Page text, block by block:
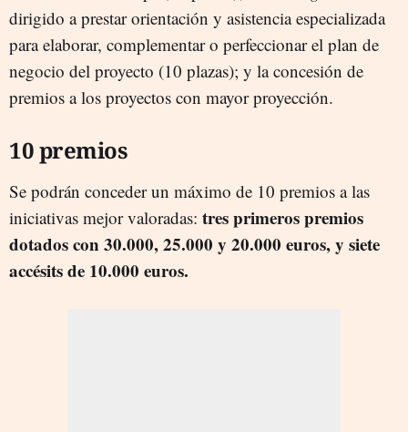
dirigido a prestar orientación y asistencia especializada
para elaborar, complementar o perfeccionar el plan de
negocio del proyecto (10 plazas); y la concesión de
premios a los proyectos con mayor proyección.
10 premios
Se podrán conceder un máximo de 10 premios a las
iniciativas mejor valoradas: tres primeros premios
dotados con 30.000, 25.000 y 20.000 euros, y siete
accésits de 10.000 euros.